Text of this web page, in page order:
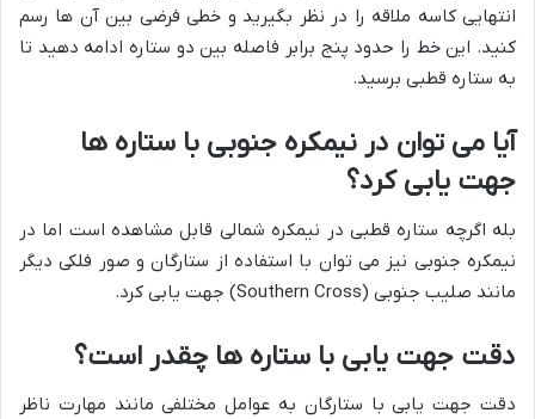
انتهایی کاسه ملاقه را در نظر بگیرید و خطی فرضی بین آن ها رسم
کنید. این خط را حدود پنج برابر فاصله بین دو ستاره ادامه دهید تا
به ستاره قطبی برسید.
آیا می توان در نیمکره جنوبی با ستاره ها
جهت یابی کرد؟
بله اگرچه ستاره قطبی در نیمکره شمالی قابل مشاهده است اما در
نیمکره جنوبی نیز می توان با استفاده از ستارگان و صور فلکی دیگر
مانند صلیب جنوبی (Southern Cross) جهت یابی کرد.
دقت جهت یابی با ستاره ها چقدر است؟
دقت جهت یابی با ستارگان به عوامل مختلفی مانند مهارت ناظر